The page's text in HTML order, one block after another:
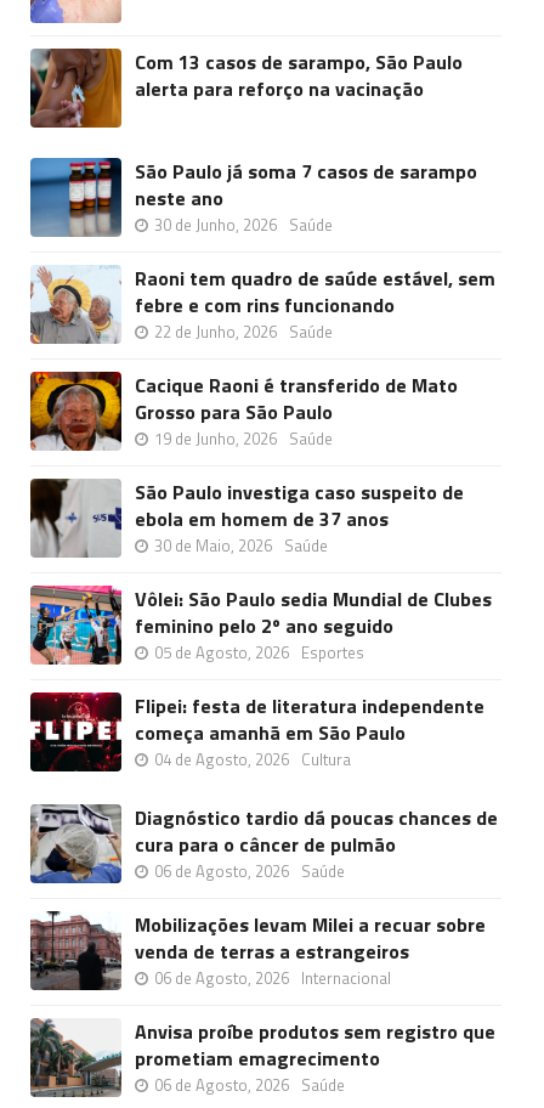
Com 13 casos de sarampo, São Paulo
alerta para reforço na vacinação
São Paulo já soma 7 casos de sarampo
neste ano
30 de Junho, 2026 Saúde
Raoni tem quadro de saúde estável, sem
febre e com rins funcionando
22 de Junho, 2026 Saúde
Cacique Raoni é transferido de Mato
Grosso para São Paulo
19 de Junho, 2026 Saúde
São Paulo investiga caso suspeito de
ebola em homem de 37 anos
30 de Maio, 2026 Saúde
Vôlei: São Paulo sedia Mundial de Clubes
feminino pelo 2º ano seguido
05 de Agosto, 2026 Esportes
Flipei: festa de literatura independente
começa amanhã em São Paulo
04 de Agosto, 2026 Cultura
Diagnóstico tardio dá poucas chances de
cura para o câncer de pulmão
06 de Agosto, 2026 Saúde
Mobilizações levam Milei a recuar sobre
venda de terras a estrangeiros
06 de Agosto, 2026 Internacional
Anvisa proíbe produtos sem registro que
prometiam emagrecimento
06 de Agosto, 2026 Saúde